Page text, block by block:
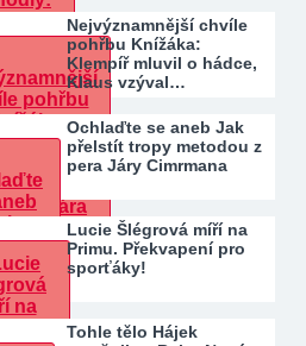
Nejvýznamnější chvíle
pohřbu Knížáka:
Klempíř mluvil o hádce,
Klaus vzýval…
Ochlaďte se aneb Jak
přelstít tropy metodou z
pera Járy Cimrmana
Lucie Šlégrová míří na
Primu. Překvapení pro
sporťáky!
Tohle tělo Hájek